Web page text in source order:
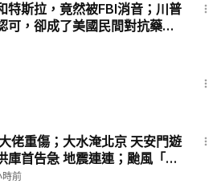
特斯拉，竟然被FBI消音；川普
可，卻成了美國民間對抗藥商
第412期】#歷史上的
佬重傷；大水淹北京 天安門遊
庫首告急 地震連連；颱風「白
。｜ #時事金掃描 #金然
時前